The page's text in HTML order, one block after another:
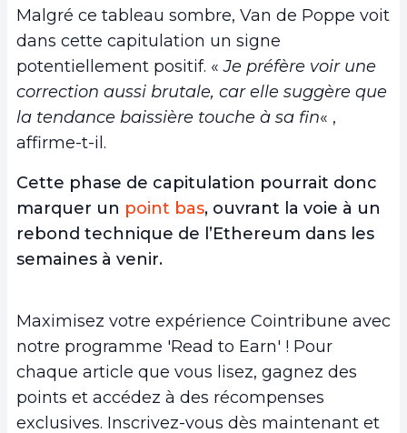
Malgré ce tableau sombre, Van de Poppe voit
dans cette capitulation un signe
potentiellement positif. «Je préfère voir une
correction aussi brutale, car elle suggère que
la tendance baissière touche à sa fin« ,
affirme-t-il.
Cette phase de capitulation pourrait donc
marquer un point bas, ouvrant la voie à un
rebond technique de l’Ethereum dans les
semaines à venir.
Maximisez votre expérience Cointribune avec
notre programme 'Read to Earn' ! Pour
chaque article que vous lisez, gagnez des
points et accédez à des récompenses
exclusives. Inscrivez-vous dès maintenant et